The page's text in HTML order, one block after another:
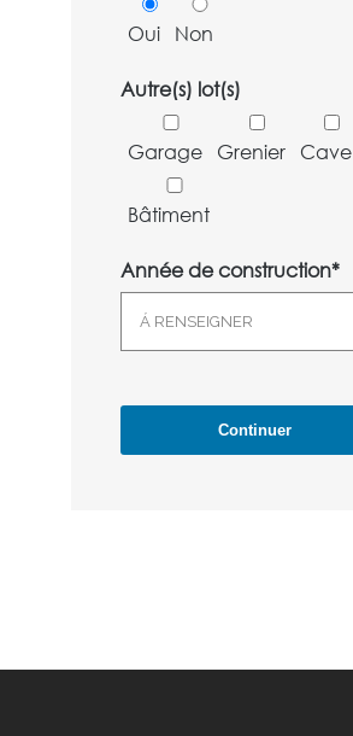
Oui Non
Autre(s) lot(s)
Garage Grenier Cave
Bâtiment
Année de construction*
Continuer